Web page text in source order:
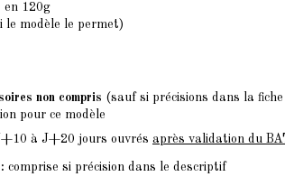
en 120g
le modèle le permet)
non compris (sauf si précisions dans la
pour ce modèle
à J+20 jours ouvrés après validation du
comprise si précision dans le descriptif